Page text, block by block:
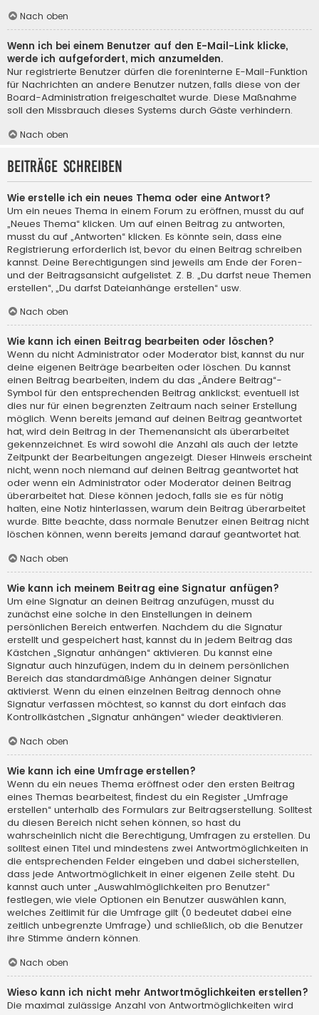
Nach oben
Wenn ich bei einem Benutzer auf den E-Mail-Link klicke,
werde ich aufgefordert, mich anzumelden.
Nur registrierte Benutzer dürfen die foreninterne E-Mail-Funktion
für Nachrichten an andere Benutzer nutzen, falls diese von der
Board-Administration freigeschaltet wurde. Diese Maßnahme
soll den Missbrauch dieses Systems durch Gäste verhindern.
Nach oben
Beiträge schreiben
Wie erstelle ich ein neues Thema oder eine Antwort?
Um ein neues Thema in einem Forum zu eröffnen, musst du auf
„Neues Thema“ klicken. Um auf einen Beitrag zu antworten,
musst du auf „Antworten“ klicken. Es könnte sein, dass eine
Registrierung erforderlich ist, bevor du einen Beitrag schreiben
kannst. Deine Berechtigungen sind jeweils am Ende der Foren-
und der Beitragsansicht aufgelistet. Z. B. „Du darfst neue Themen
erstellen“, „Du darfst Dateianhänge erstellen“ usw.
Nach oben
Wie kann ich einen Beitrag bearbeiten oder löschen?
Wenn du nicht Administrator oder Moderator bist, kannst du nur
deine eigenen Beiträge bearbeiten oder löschen. Du kannst
einen Beitrag bearbeiten, indem du das „Ändere Beitrag“-
Symbol für den entsprechenden Beitrag anklickst; eventuell ist
dies nur für einen begrenzten Zeitraum nach seiner Erstellung
möglich. Wenn bereits jemand auf deinen Beitrag geantwortet
hat, wird dein Beitrag in der Themenansicht als überarbeitet
gekennzeichnet. Es wird sowohl die Anzahl als auch der letzte
Zeitpunkt der Bearbeitungen angezeigt. Dieser Hinweis erscheint
nicht, wenn noch niemand auf deinen Beitrag geantwortet hat
oder wenn ein Administrator oder Moderator deinen Beitrag
überarbeitet hat. Diese können jedoch, falls sie es für nötig
halten, eine Notiz hinterlassen, warum dein Beitrag überarbeitet
wurde. Bitte beachte, dass normale Benutzer einen Beitrag nicht
löschen können, wenn bereits jemand darauf geantwortet hat.
Nach oben
Wie kann ich meinem Beitrag eine Signatur anfügen?
Um eine Signatur an deinen Beitrag anzufügen, musst du
zunächst eine solche in den Einstellungen in deinem
persönlichen Bereich entwerfen. Nachdem du die Signatur
erstellt und gespeichert hast, kannst du in jedem Beitrag das
Kästchen „Signatur anhängen“ aktivieren. Du kannst eine
Signatur auch hinzufügen, indem du in deinem persönlichen
Bereich das standardmäßige Anhängen deiner Signatur
aktivierst. Wenn du einen einzelnen Beitrag dennoch ohne
Signatur verfassen möchtest, so kannst du dort einfach das
Kontrollkästchen „Signatur anhängen“ wieder deaktivieren.
Nach oben
Wie kann ich eine Umfrage erstellen?
Wenn du ein neues Thema eröffnest oder den ersten Beitrag
eines Themas bearbeitest, findest du ein Register „Umfrage
erstellen“ unterhalb des Formulars zur Beitragserstellung. Solltest
du diesen Bereich nicht sehen können, so hast du
wahrscheinlich nicht die Berechtigung, Umfragen zu erstellen. Du
solltest einen Titel und mindestens zwei Antwortmöglichkeiten in
die entsprechenden Felder eingeben und dabei sicherstellen,
dass jede Antwortmöglichkeit in einer eigenen Zeile steht. Du
kannst auch unter „Auswahlmöglichkeiten pro Benutzer“
festlegen, wie viele Optionen ein Benutzer auswählen kann,
welches Zeitlimit für die Umfrage gilt (0 bedeutet dabei eine
zeitlich unbegrenzte Umfrage) und schließlich, ob die Benutzer
ihre Stimme ändern können.
Nach oben
Wieso kann ich nicht mehr Antwortmöglichkeiten erstellen?
Die maximal zulässige Anzahl von Antwortmöglichkeiten wird